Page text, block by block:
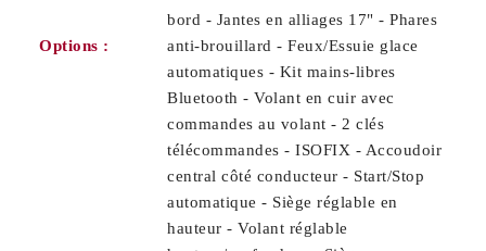
Options :
bord - Jantes en alliages 17" - Phares
anti-brouillard - Feux/Essuie glace
automatiques - Kit mains-libres
Bluetooth - Volant en cuir avec
commandes au volant - 2 clés
télécommandes - ISOFIX - Accoudoir
central côté conducteur - Start/Stop
automatique - Siège réglable en
hauteur - Volant réglable